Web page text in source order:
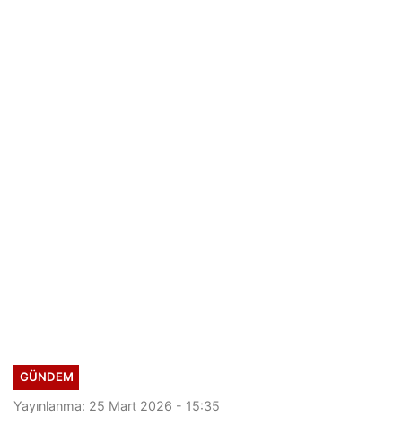
GÜNDEM
Yayınlanma: 25 Mart 2026 - 15:35